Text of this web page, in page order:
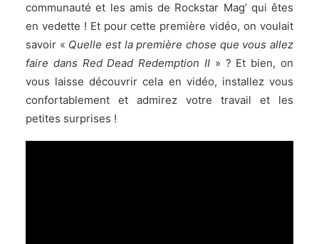
communauté et les amis de Rockstar Mag’ qui êtes
en vedette ! Et pour cette première vidéo, on voulait
savoir « Quelle est la première chose que vous allez
faire dans Red Dead Redemption II » ? Et bien, on
vous laisse découvrir cela en vidéo, installez vous
confortablement et admirez votre travail et les
petites surprises !